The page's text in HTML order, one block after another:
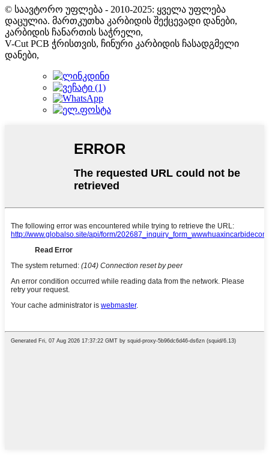
© საავტორო უფლება - 2010-2025: ყველა უფლება
დაცულია. მართკუთხა კარბიდის შექცევადი დანები,
კარბიდის ჩანართის საჭრელი,
V-Cut PCB ჭრისთვის, ჩინური კარბიდის ჩასადგმელი
დანები,